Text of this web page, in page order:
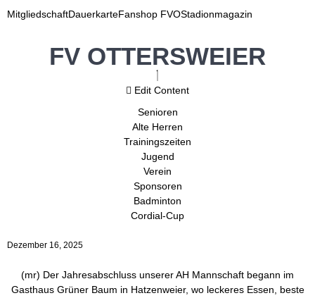
MitgliedschaftDauerkarteFanshop FVOStadionmagazin
FV OTTERSWEIER
Edit Content
Senioren
Alte Herren
Trainingszeiten
Jugend
Verein
Sponsoren
Badminton
Cordial-Cup
Dezember 16, 2025
(mr) Der Jahresabschluss unserer AH Mannschaft begann im
Gasthaus Grüner Baum in Hatzenweier, wo leckeres Essen, beste